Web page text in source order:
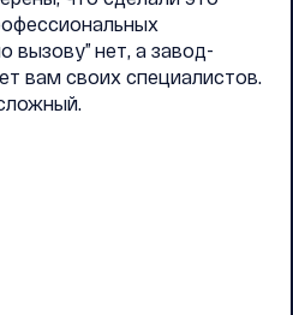
вызову” нет, а завод-
вам своих специалистов.